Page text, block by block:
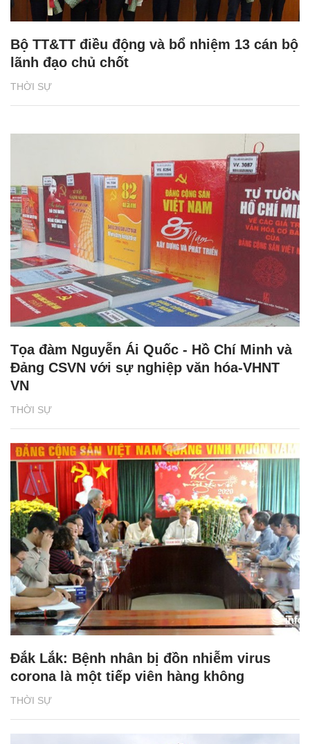
THỜI SỰ
Bộ TT&TT điều động và bổ nhiệm 13 cán bộ
lãnh đạo chủ chốt
THỜI SỰ
Tọa đàm Nguyễn Ái Quốc - Hồ Chí Minh và
Đảng CSVN với sự nghiệp văn hóa-VHNT
VN
THỜI SỰ
Đắk Lắk: Bệnh nhân bị đồn nhiễm virus
corona là một tiếp viên hàng không